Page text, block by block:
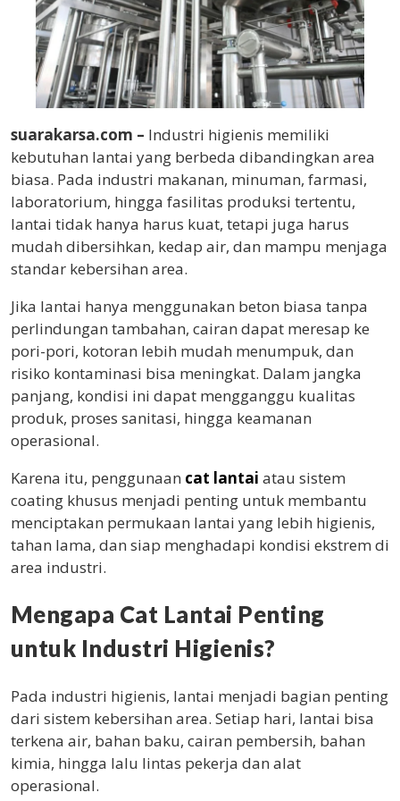
suarakarsa.com – Industri higienis memiliki
kebutuhan lantai yang berbeda dibandingkan area
biasa. Pada industri makanan, minuman, farmasi,
laboratorium, hingga fasilitas produksi tertentu,
lantai tidak hanya harus kuat, tetapi juga harus
mudah dibersihkan, kedap air, dan mampu menjaga
standar kebersihan area.
Jika lantai hanya menggunakan beton biasa tanpa
perlindungan tambahan, cairan dapat meresap ke
pori-pori, kotoran lebih mudah menumpuk, dan
risiko kontaminasi bisa meningkat. Dalam jangka
panjang, kondisi ini dapat mengganggu kualitas
produk, proses sanitasi, hingga keamanan
operasional.
Karena itu, penggunaan cat lantai atau sistem
coating khusus menjadi penting untuk membantu
menciptakan permukaan lantai yang lebih higienis,
tahan lama, dan siap menghadapi kondisi ekstrem di
area industri.
Mengapa Cat Lantai Penting
untuk Industri Higienis?
Pada industri higienis, lantai menjadi bagian penting
dari sistem kebersihan area. Setiap hari, lantai bisa
terkena air, bahan baku, cairan pembersih, bahan
kimia, hingga lalu lintas pekerja dan alat
operasional.